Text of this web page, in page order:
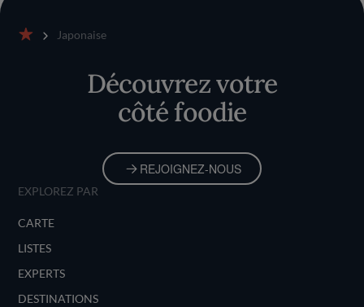
Japonaise
Découvrez votre
côté foodie
REJOIGNEZ-NOUS
EXPLOREZ PAR
CARTE
LISTES
EXPERTS
DESTINATIONS